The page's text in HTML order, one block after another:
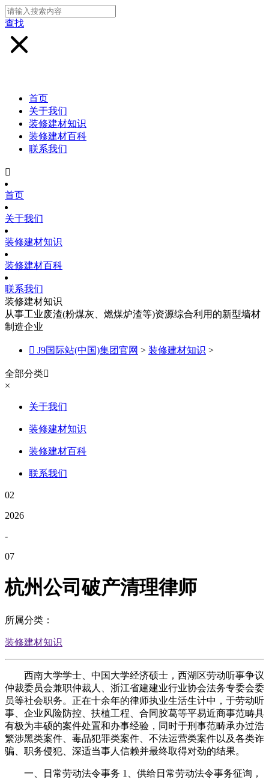
查找
首页
关于我们
装修建材知识
装修建材百科
联系我们

首页
关于我们
装修建材知识
装修建材百科
联系我们
装修建材知识
从事工业废渣(粉煤灰、燃煤炉渣等)资源综合利用的新型墙材
制造企业
 J9国际站(中国)集团官网 > 装修建材知识 >
全部分类
×
关于我们
装修建材知识
装修建材百科
联系我们
02
2026
-
07
杭州公司破产清理律师
所属分类：
装修建材知识
西南大学学士、中国大学经济硕士，西湖区劳动听事争议
仲裁委员会兼职仲裁人、浙江省建建业行业协会法务专委会委
员等社会职务。正在十余年的律师执业生活生计中，于劳动听
事、企业风险防控、扶植工程、合同胶葛等平易近商事范畴具
有极为丰硕的案件处置和办事经验，同时于刑事范畴承办过浩
繁涉黑类案件、毒品犯罪类案件、不法运营类案件以及各类诈
骗、职务侵犯、深适当事人信赖并最终取得对劲的结果。
一、日常劳动法令事务 1、供给日常劳动法令事务征询，